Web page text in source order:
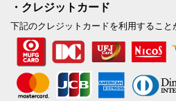
・クレジットカード
下記のクレジットカードを利用すること